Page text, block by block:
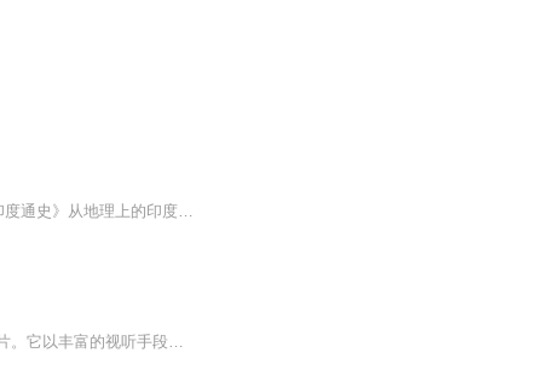
《世界历史文化丛书:印度通史》系《世界历史文化丛书》之一种书。《世界历史文化丛书:印度通史》从地理上的印度到现代印度这个国家的形成和发展；从印度文明的孕育形成到兼容并蓄、传承更新和发扬光大；从摩羯陀王国、孔雀王朝到莫卧儿帝国的历代君主威震四方的文治武功；从甘地、尼赫鲁、拉·甘地、拉奥到瓦杰帕伊、辛格政府追求大国地位的大国理想，论述了印度民族和国家形成的曲折历史和现代印度朝向大国目标行进的发展步伐，展现了印度文明的伟大创造、珍贵遗产及其对亚洲和整个世界的深远影响。
《世界历史》是一部跨越国度、跨越时空、跨越民族，以人类社会发展史为题材的大型纪录片。它以丰富的视听手段再现自远古人类起源到万隆会议的浩瀚历史图景，较全面地讲述了人类社会发展过程，揭示了人类历史发展趋势及规律。